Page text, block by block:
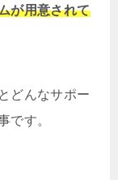
が用意されて
どんなサポー
です。